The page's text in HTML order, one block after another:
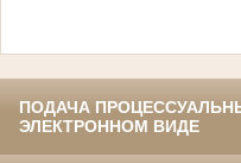
ПОДАЧА
ЭЛЕКТРОННОМ ВИДЕ